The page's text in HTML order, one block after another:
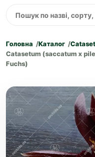
Головна Каталог
Catasetum (saccatum x
Fuchs)